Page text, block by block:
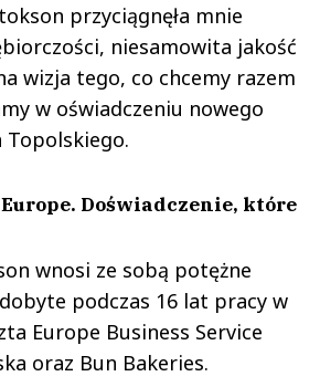
przyciągnęła mnie
niesamowita jakość
wizja tego, co chcemy razem
w oświadczeniu nowego
Topolskiego.
Doświadczenie, które
wnosi ze sobą potężne
podczas 16 lat pracy w
Europe Business Service
oraz Bun Bakeries.